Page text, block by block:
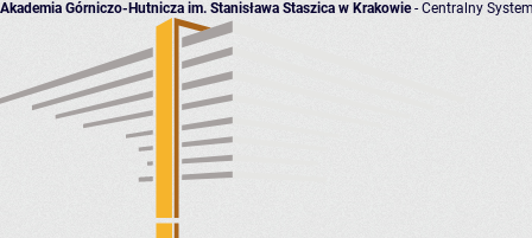
Akademia Górniczo-Hutnicza im. Stanisława Staszica w Krakowie- Centralny